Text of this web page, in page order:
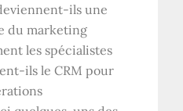
ils une
du marketing
les spécialistes
ils le CRM pour